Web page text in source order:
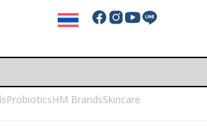
ProbioticsHM BrandsSkincare